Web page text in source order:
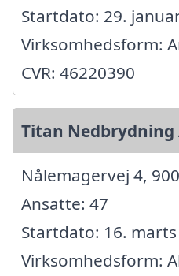
Startdato: 29.
Virksomhedsform:
CVR: 46220390
Titan Nedbrydning
Nålemagervej 4,
Ansatte: 47
Startdato: 16. marts
Virksomhedsform: